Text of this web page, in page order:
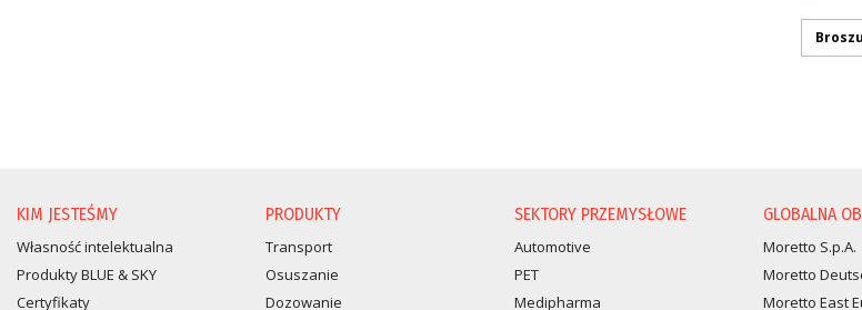
KIM JESTEŚMY
Własność intelektualna
Produkty BLUE & SKY
Certyfikaty
PRODUKTY
Transport
Osuszanie
Dozowanie
SEKTORY PRZEMYSŁOWE
Automotive
PET
Medipharma
GLOBALNA
Moretto S.p.A.
Moretto
Moretto East